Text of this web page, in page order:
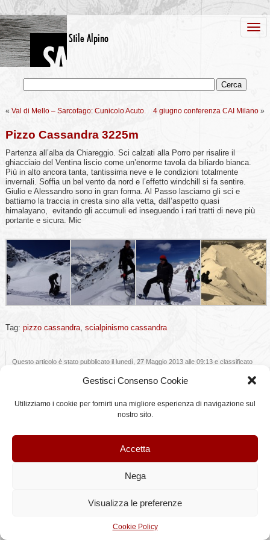
Gestisci Consenso Cookie
Utilizziamo i cookie per fornirti una migliore esperienza di navigazione sul
nostro sito.
Accetta
Nega
Visualizza le preferenze
Cookie Policy
« Val di Mello – Sarcofago: Cunicolo Acuto. 4 giugno conferenza CAI Milano »
Pizzo Cassandra 3225m
Partenza all’alba da Chiareggio. Sci calzati alla Porro per risalire il
ghiacciaio del Ventina liscio come un’enorme tavola da biliardo bianca.
Più in alto ancora tanta, tantissima neve e le condizioni totalmente
invernali. Soffia un bel vento da nord e l’effetto windchill si fa sentire.
Giulio e Alessandro sono in gran forma. Al Passo lasciamo gli sci e
battiamo la traccia in cresta sino alla vetta, dall’aspetto quasi
himalayano, evitando gli accumuli ed inseguendo i rari tratti di neve più
portante e sicura. Mic
Tag: pizzo cassandra, scialpinismo cassandra
Questo articolo è stato pubblicato il lunedì, 27 Maggio 2013 alle 09:13 e classificato
©StileAlpino.it - Testi e immagini sono proprietà di StileAlpino.it, qualsiasi riproduzione
Articoli (RSS)andCommenti (RSS)